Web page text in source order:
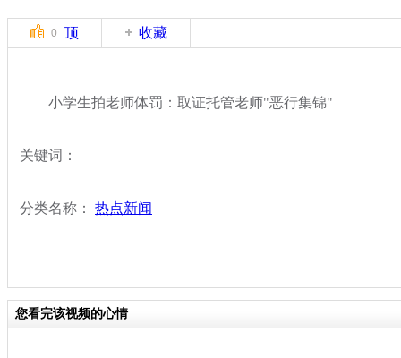
0 顶 收藏
小学生拍老师体罚：取证托管老师"恶行集锦"
关键词：
分类名称： 热点新闻
您看完该视频的心情